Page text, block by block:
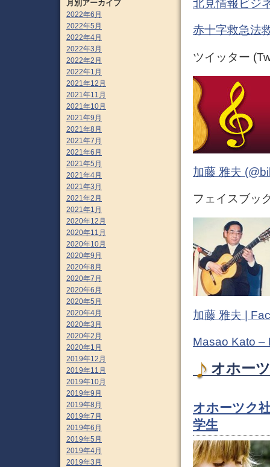
北見情報ビジ
赤十字救急法
ツイッター
加藤 雅夫
フェイスブッ
加藤 雅夫 |
Masao Kato –
オホー
オホーツク
学生
月別アーカイブ
2022年6月
2022年5月
2022年4月
2022年3月
2022年2月
2022年1月
2021年12月
2021年11月
2021年10月
2021年9月
2021年8月
2021年7月
2021年6月
2021年5月
2021年4月
2021年3月
2021年2月
2021年1月
2020年12月
2020年11月
2020年10月
2020年9月
2020年8月
2020年7月
2020年6月
2020年5月
2020年4月
2020年3月
2020年2月
2020年1月
2019年12月
2019年11月
2019年10月
2019年9月
2019年8月
2019年7月
2019年6月
2019年5月
2019年4月
2019年3月